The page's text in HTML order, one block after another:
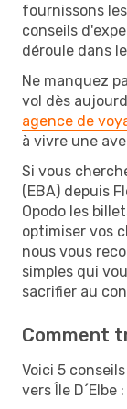
fournissons
conseils
déroule dans
Ne manquez
vol dès
agence de
à vivre une
Si vous
(EBA) depuis
Opodo les
optimiser vos
nous vous
simples qui
sacrifier au
Comment
Voici 5
vers Île D´Elbe :